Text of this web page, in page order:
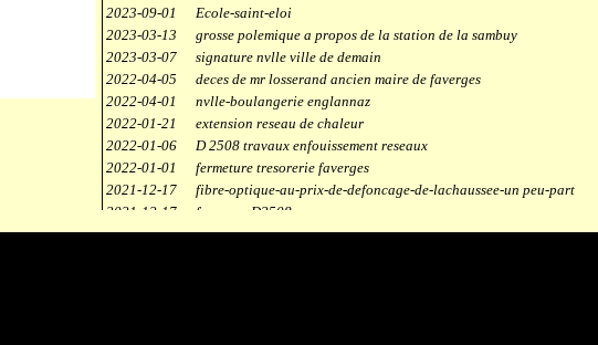
2023-09-01
Ecole-saint-eloi
2023-03-13
grosse polemique a propos de la station de la sambuy
2023-03-07
signature nvlle ville de demain
2022-04-05
deces de mr losserand ancien maire de faverges
2022-04-01
nvlle-boulangerie englannaz
2022-01-21
extension reseau de chaleur
2022-01-06
D 2508 travaux enfouissement reseaux
2022-01-01
fermeture tresorerie faverges
2021-12-17
fibre-optique-au-prix-de-defoncage-de-lachaussee-un peu-part
2021-12-17
faverges-D2508
2021-12-17
staubli